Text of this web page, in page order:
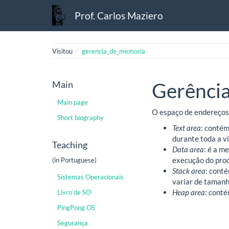
Prof. Carlos Maziero
Visitou gerencia_de_memoria
Main
Main page
Short biography
Teaching
(in Portuguese)
Sistemas Operacionais
Livro de SO
PingPong OS
Segurança
O espaço de
Text area:
durante toda a
Data area: é a
execução do
Stack area:
variar de
Heap area: